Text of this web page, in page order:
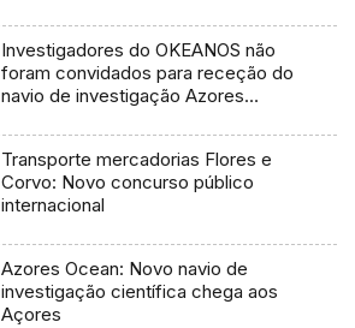
Investigadores do OKEANOS não
foram convidados para receção do
navio de investigação Azores
Transporte mercadorias Flores e
Corvo: Novo concurso público
internacional
Azores Ocean: Novo navio de
investigação científica chega aos
Açores